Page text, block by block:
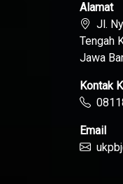
Alamat
Jl.
Tengah
Jawa
Kontak
Email